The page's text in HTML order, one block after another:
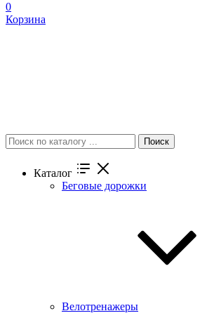
0
Корзина
Поиск
Каталог
Беговые дорожки
Велотренажеры